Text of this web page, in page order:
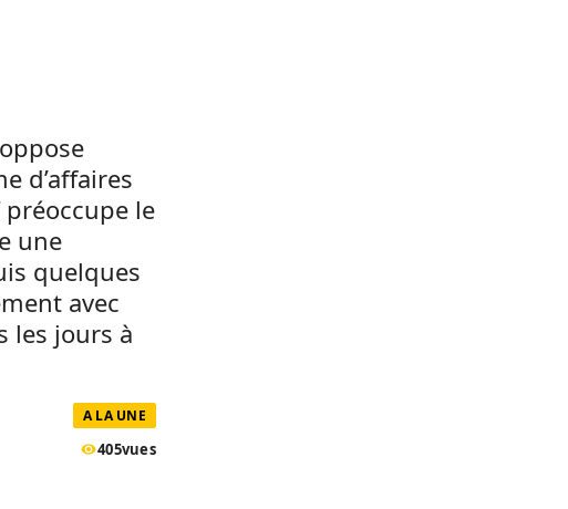
d’affaires
le
une
quelques
avec
les jours à
A LA UNE
405vues